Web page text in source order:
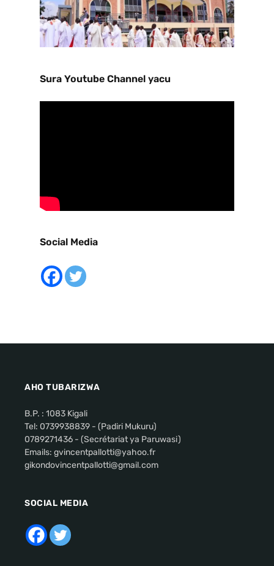
Sura Youtube Channel yacu
Social Media
AHO TUBARIZWA
B.P. : 1083 Kigali
Tel: 0739938839 - (Padiri Mukuru)
0789271436 - (Secrétariat ya Paruwasi)
Emails: gvincentpallotti@yahoo.fr
gikondovincentpallotti@gmail.com
SOCIAL MEDIA